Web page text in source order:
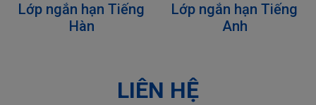
Lớp ngắn hạn Tiếng
Hàn
Lớp ngắn hạn Tiếng
Anh
LIÊN HỆ